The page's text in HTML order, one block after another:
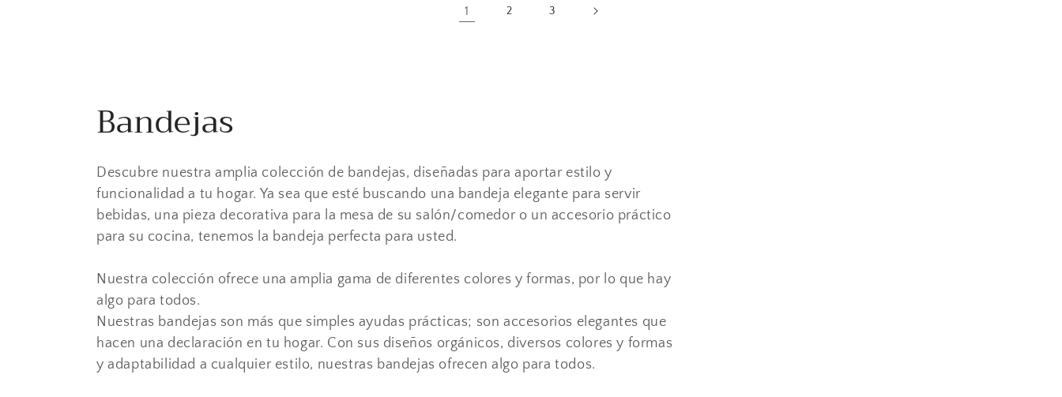
1 2 3
Bandejas
Descubre nuestra amplia colección de bandejas, diseñadas para aportar estilo y
funcionalidad a tu hogar. Ya sea que esté buscando una bandeja elegante para servir
bebidas, una pieza decorativa para la mesa de su salón/comedor o un accesorio práctico
para su cocina, tenemos la bandeja perfecta para usted.
Nuestra colección ofrece una amplia gama de diferentes colores y formas, por lo que hay
algo para todos.
Nuestras bandejas son más que simples ayudas prácticas; son accesorios elegantes que
hacen una declaración en tu hogar. Con sus diseños orgánicos, diversos colores y formas
y adaptabilidad a cualquier estilo, nuestras bandejas ofrecen algo para todos.